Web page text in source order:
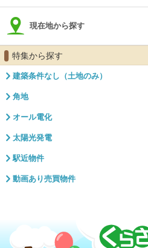
現在地から探す
特集から探す
建築条件なし（土地のみ）
角地
オール電化
太陽光発電
駅近物件
動画あり売買物件